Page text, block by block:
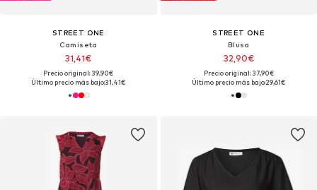
STREET ONE
Camiseta
31,41€
Precio original: 39,90€
Último precio más bajo:31,41€
STREET ONE
Blusa
32,90€
Precio original: 37,90€
Último precio más bajo:29,61€